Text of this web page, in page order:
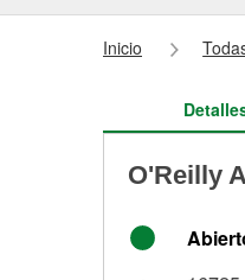
Inicio
O'Reilly